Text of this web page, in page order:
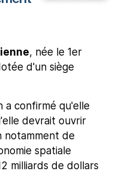
, née le 1er
d'un siège
a confirmé qu'elle
devrait ouvrir
notamment de
spatiale
milliards de dollars